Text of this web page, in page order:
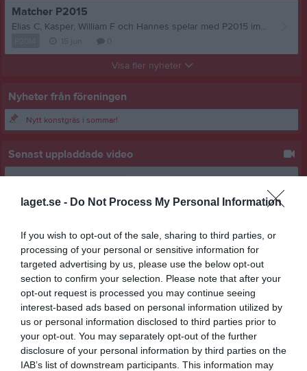
laget.se - Do Not Process My Personal Information
If you wish to opt-out of the sale, sharing to third parties, or
processing of your personal or sensitive information for
targeted advertising by us, please use the below opt-out
section to confirm your selection. Please note that after your
opt-out request is processed you may continue seeing
interest-based ads based on personal information utilized by
us or personal information disclosed to third parties prior to
your opt-out. You may separately opt-out of the further
disclosure of your personal information by third parties on the
IAB’s list of downstream participants. This information may
Matcher P2015
Elias C, Kasper, William F och Hannes spelar med P2015 imorgon, glöm inte era matchställ. Vi andra kör träning som vanligt.
Visa fler nyheter
Nyheter från föreningen
Nytt konstgräs i sommar!
Senast uppladdade video
Ingen video uppladdad
Logga in och ladda upp ert första klipp
Senast uppdaterade album